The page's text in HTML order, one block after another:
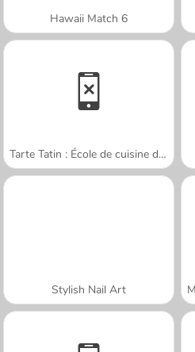
Hawaii Match 6
Tarte Tatin : École de cuisine de Sara
Stylish Nail Art